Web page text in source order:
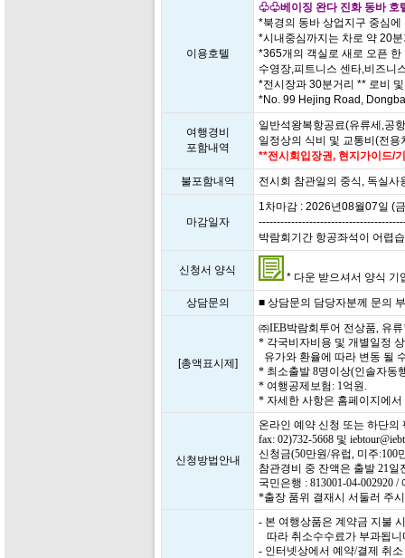
이용호텔
♧♧베이징 완다 진화 동바
*북경의 동바 상업지구 중심
*시내중심까지는 차로 약 20
*365개의 객실로 새로 오픈
수영장,피트니스 센타,비즈니
*전시장과 30분거리 ** 로비
*No. 99 Hejing Road,
여행경비
포함내역
일반석왕복항공료(유류세,공
일정상의 식비 및 교통비(전
**전시회입장권, 현지가이드/
불포함내역
전시회 참관일의 중식, 독실사
마감일자
1차마감 : 2026년08월07일 (
박람회기간 항공좌석이 어렵
신청서 양식
* 다운 받으셔서 양식
상담문의
■ 상담문의 담당자분께 문의
[총액표시제]
㈜IEB박람회투어 전상품, 유
* 각국비자비용 및 개별일정
유가와 환율에 따라 변동 될
* 최소출발 8명이상(인솔자동
* 여행공제보험: 1억원.
* 자세한 사항은 홈페이지에
신청방법안내
온라인 예약 신청 또는 하단
fax: 02)732-5668 및
신청금(50만원/유럽, 미주:100
참관경비 중 잔액은 출발 21
국민은행 : 813001-04-002920
*출장 품위 결재시 서둘러 주
- 본 여행상품은 계약금 지불
따라 취소수수료가 부과됩니
- 인터넷상에서 예약/결제 취